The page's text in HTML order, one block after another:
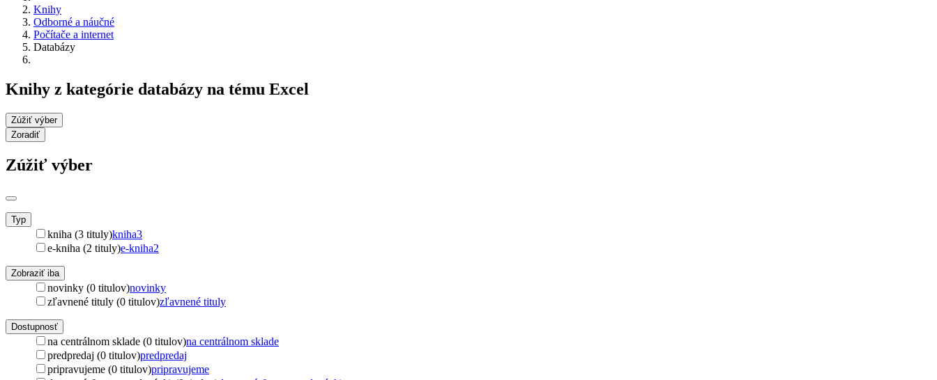
Knihy
Odborné a náučné
Počítače a internet
Databázy
Knihy z kategórie databázy na tému Excel
Zúžiť výber
Zoradiť
Zúžiť výber
Typ
kniha (3 tituly)kniha3
e-kniha (2 tituly)e-kniha2
Zobraziť iba
novinky (0 titulov)novinky
zľavnené tituly (0 titulov)zľavnené tituly
Dostupnosť
na centrálnom sklade (0 titulov)na centrálnom sklade
predpredaj (0 titulov)predpredaj
pripravujeme (0 titulov)pripravujeme